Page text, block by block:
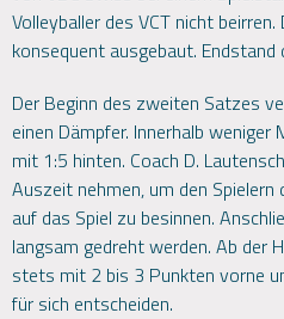
Volleyballer des VCT nicht
konsequent ausgebaut.
Der Beginn des zweiten Satzes
einen Dämpfer. Innerhalb
mit 1:5 hinten. Coach D.
Auszeit nehmen, um den Spielern
auf das Spiel zu besinnen.
langsam gedreht werden. Ab der
stets mit 2 bis 3 Punkten vorne
für sich entscheiden.